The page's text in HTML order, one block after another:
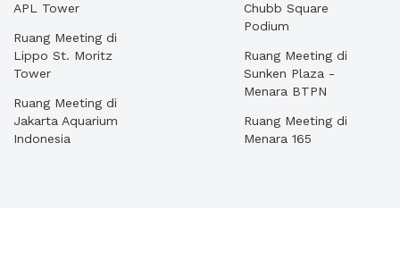
APL Tower
Ruang Meeting di
Lippo St. Moritz
Tower
Ruang Meeting di
Jakarta Aquarium
Indonesia
Chubb Square
Podium
Ruang Meeting di
Sunken Plaza -
Menara BTPN
Ruang Meeting di
Menara 165